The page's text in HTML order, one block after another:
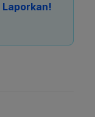
Laporkan!